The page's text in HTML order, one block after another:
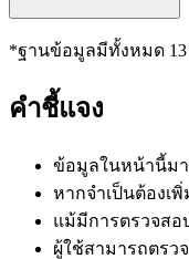
*ฐานข้อมูลมีทั้งหมด 13
คำชี้แจง
ข้อมูลในหน้านี้มา
หากจำเป็นต้องเ
แม้มีการตรวจสอ
ผู้ใช้สามารถตรว